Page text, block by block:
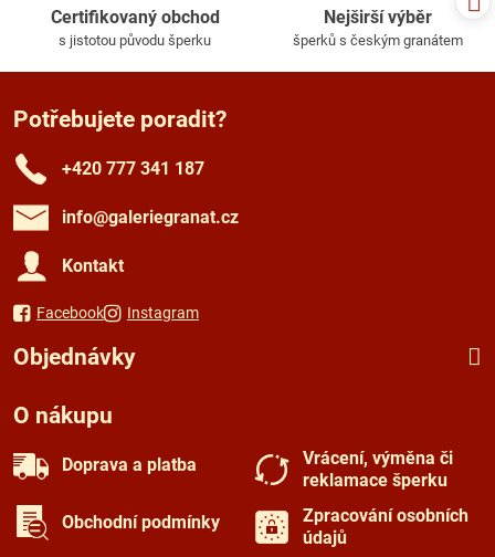
Certifikovaný obchod
s jistotou původu šperku
Nejširší výběr
šperků s českým granátem
Potřebujete poradit?
+420 777 341 187
info​@galeriegranat​.cz
Kontakt
Facebook Instagram
Objednávky
O nákupu
Doprava a platba
Vrácení, výměna či
reklamace šperku
Obchodní podmínky
Zpracování osobních
údajů